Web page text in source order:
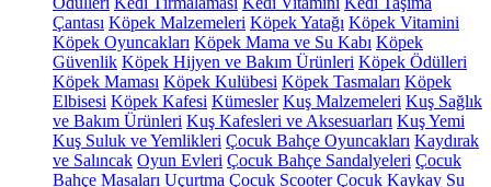
Çantası Köpek Malzemeleri Köpek Yatağı Köpek Vitamini
Köpek Oyuncakları Köpek Mama ve Su Kabı Köpek
Güvenlik Köpek Hijyen ve Bakım Ürünleri Köpek Ödülleri
Köpek Maması Köpek Kulübesi Köpek Tasmaları Köpek
Elbisesi Köpek Kafesi Kümesler Kuş Malzemeleri Kuş Sağlık
ve Bakım Ürünleri Kuş Kafesleri ve Aksesuarları Kuş Yemi
Kuş Suluk ve Yemlikleri Çocuk Bahçe Oyuncakları Kaydırak
ve Salıncak Oyun Evleri Çocuk Bahçe Sandalyeleri Çocuk
Bahçe Masaları Uçurtma Çocuk Scooter Çocuk Kaykay Su